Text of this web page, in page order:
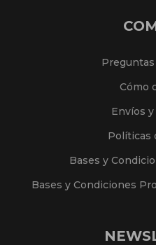
Cómo
Envíos
Políticas
Bases y
Bases y Condiciones